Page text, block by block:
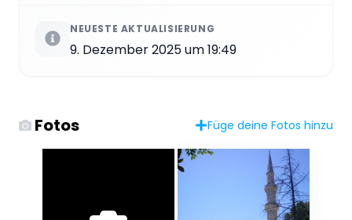
NEUESTE AKTUALISIERUNG
9. Dezember 2025 um 19:49
Fotos Füge deine Fotos hinzu